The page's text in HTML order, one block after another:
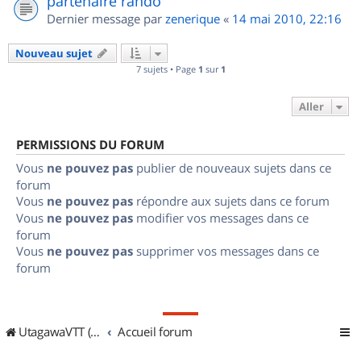
Dernier message par zenerique « 14 mai 2010, 22:16
Nouveau sujet
7 sujets • Page 1 sur 1
Aller
PERMISSIONS DU FORUM
Vous ne pouvez pas publier de nouveaux sujets dans ce
forum
Vous ne pouvez pas répondre aux sujets dans ce forum
Vous ne pouvez pas modifier vos messages dans ce
forum
Vous ne pouvez pas supprimer vos messages dans ce
forum
UtagawaVTT (Randos VTT et VTTAE avec traces GPS) Accueil forum